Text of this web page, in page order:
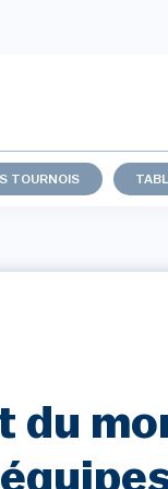
TOURNOIS
du